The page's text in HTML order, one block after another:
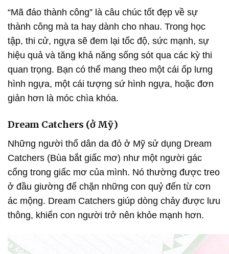
“Mã đáo thành công” là câu chúc tốt đẹp về sự
thành công mà ta hay dành cho nhau. Trong học
tập, thi cử, ngựa sẽ đem lại tốc độ, sức mạnh, sự
hiệu quả và tăng khả năng sống sót qua các kỳ thi
quan trọng. Bạn có thể mang theo một cái ốp lưng
hình ngựa, một cái tượng sứ hình ngựa, hoặc đơn
giản hơn là móc chìa khóa.
Dream Catchers (ở Mỹ)
Những người thổ dân da đỏ ở Mỹ sử dụng Dream
Catchers (Bùa bắt giấc mơ) như một người gác
cổng trong giấc mơ của mình. Nó thường được treo
ở đầu giường để chặn những con quỷ đến từ cơn
ác mộng. Dream Catchers giúp dòng chảy được lưu
thông, khiến con người trở nên khỏe mạnh hơn.